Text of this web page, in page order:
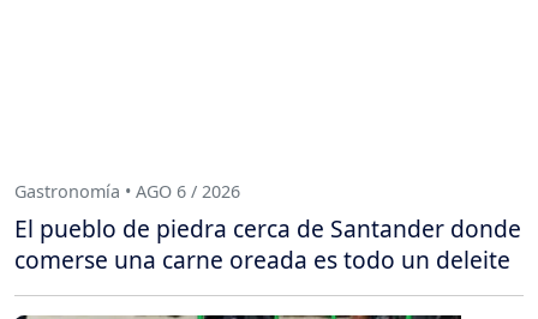
Gastronomía • AGO 6 / 2026
El pueblo de piedra cerca de Santander donde
comerse una carne oreada es todo un deleite